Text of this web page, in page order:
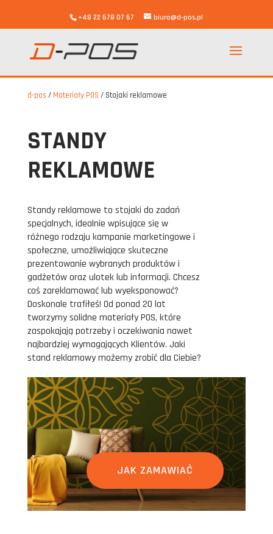
+48 22 678 07 67 biuro@d-pos.pl
d-pos / Materiały POS / Stojaki reklamowe
STANDY
REKLAMOWE
Standy reklamowe to stojaki do zadań
specjalnych, idealnie wpisujące się w
różnego rodzaju kampanie marketingowe i
społeczne, umożliwiające skuteczne
prezentowanie wybranych produktów i
gadżetów oraz ulotek lub informacji. Chcesz
coś zareklamować lub wyeksponować?
Doskonale trafiłeś! Od ponad 20 lat
tworzymy solidne materiały POS, które
zaspokajają potrzeby i oczekiwania nawet
najbardziej wymagających Klientów. Jaki
stand reklamowy możemy zrobić dla Ciebie?
JAK ZAMAWIAĆ